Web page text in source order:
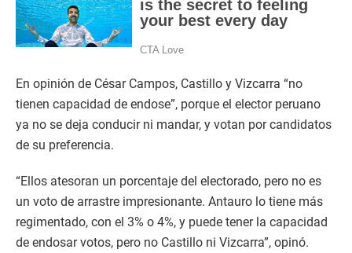
En opinión de César Campos, Castillo y Vizcarra “no
tienen capacidad de endose”, porque el elector peruano
ya no se deja conducir ni mandar, y votan por candidatos
de su preferencia.
“Ellos atesoran un porcentaje del electorado, pero no es
un voto de arrastre impresionante. Antauro lo tiene más
regimentado, con el 3% o 4%, y puede tener la capacidad
de endosar votos, pero no Castillo ni Vizcarra”, opinó.